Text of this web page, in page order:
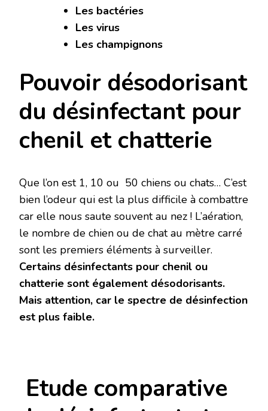
Les bactéries
Les virus
Les champignons
Pouvoir désodorisant
du désinfectant pour
chenil et chatterie
Que l’on est 1, 10 ou 50 chiens ou chats… C’est
bien l’odeur qui est la plus difficile à combattre
car elle nous saute souvent au nez ! L’aération,
le nombre de chien ou de chat au mètre carré
sont les premiers éléments à surveiller.
Certains désinfectants pour chenil ou
chatterie sont également désodorisants.
Mais attention, car le spectre de désinfection
est plus faible.
Etude comparative